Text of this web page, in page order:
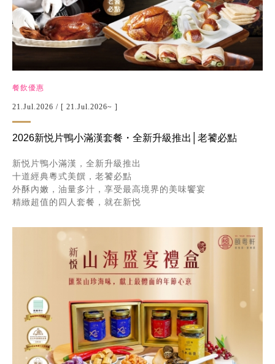
餐飲優惠
21.Jul.2026 / [ 21.Jul.2026~ ]
2026新悦片鴨小滿漢套餐・全新升級推出│老饕必點
新悦片鴨小滿漢，全新升級推出
十道經典粵式美饌，老饕必點
外酥內嫩，油量多汁，享受最高境界的美味饗宴
精緻超值的四人套餐，就在新悦